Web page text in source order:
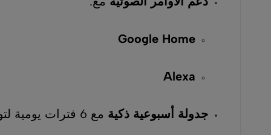
Google Home
Alexa
جدولة أسبوعية ذكية مع 6 فترات يومية لتوفير الطاقة